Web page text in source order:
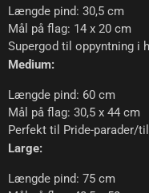
Længde pind: 30,5 cm
Mål på flag: 14 x 20 cm
Supergod til oppyntning i
Medium:
Længde pind: 60 cm
Mål på flag: 30,5 x 44 cm
Perfekt til Pride-parader/
Large:
Længde pind: 75 cm